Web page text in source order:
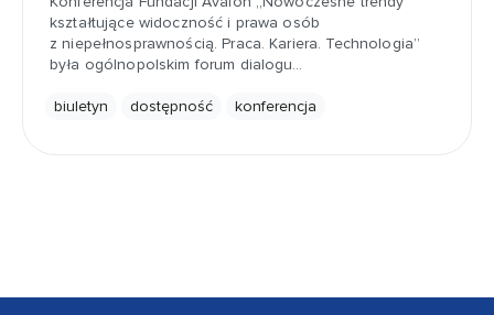
kształtujące widoczność i prawa osób
z niepełnosprawnością. Praca. Kariera. Technologia”
była ogólnopolskim forum dialogu…
biuletyn dostępność konferencja